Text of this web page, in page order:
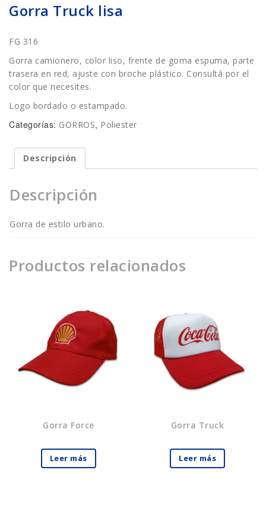
Gorra Truck lisa
FG 316
Gorra camionero, color liso, frente de goma espuma, parte
trasera en red, ajuste con broche plástico. Consultá por el
color que necesites.
Logo bordado o estampado.
Categorías: GORROS, Poliester
Descripción
Descripción
Gorra de estilo urbano.
Productos relacionados
Gorra Force
Leer más
Gorra Truck
Leer más